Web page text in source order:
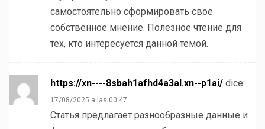
самостоятельно сформировать свое
собственное мнение. Полезное чтение для
тех, кто интересуется данной темой.
https://xn----8sbah1afhd4a3al.xn--p1ai/ dice:
17/08/2025 a las 00:47
Статья предлагает разнообразные данные и